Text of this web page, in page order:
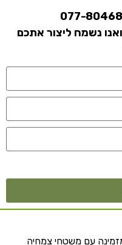
077-
נשמח ליצור אתכם
עם משטחי צמחיה